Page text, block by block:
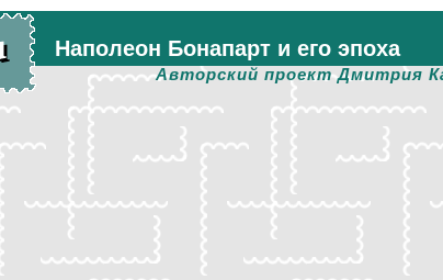
Наполеон Бонапарт и его эпоха
Авторский проект Дмитрия